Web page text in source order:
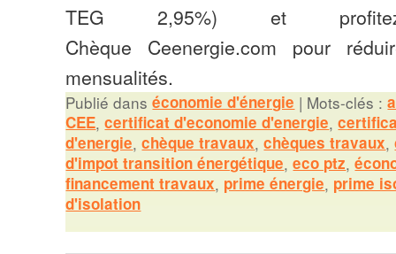
TEG 2,95%) et
Chèque Ceenergie.com pour
mensualités.
Publié dans économie d'énergie | Mots-clés :
CEE,certificat d'economie d'energie,
d'energie,chèque travaux,chèques travaux,
d'impot transition énergétique,eco ptz,
financement travaux, prime énergie, prime
d'isolation